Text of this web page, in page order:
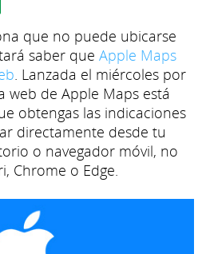
que no puede ubicarse
saber que Apple Maps
. Lanzada el miércoles por
web de Apple Maps está
obtengas las indicaciones
directamente desde tu
o navegador móvil, no
Chrome o Edge.